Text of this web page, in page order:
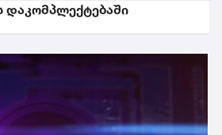
დაკომპლექტებაში